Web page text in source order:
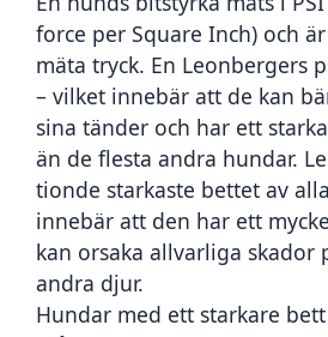
force per Square Inch) och
mäta tryck. En Leonbergers
– vilket innebär att de kan
sina tänder och har ett
än de flesta andra hundar.
tionde starkaste bettet av
innebär att den har ett
kan orsaka allvarliga skador
andra djur.
Hundar med ett starkare